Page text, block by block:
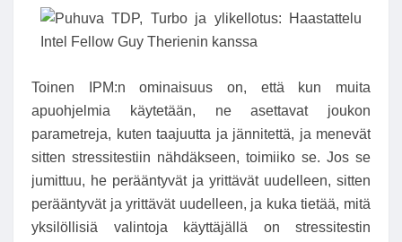
Toinen IPM:n ominaisuus on, että kun muita
apuohjelmia käytetään, ne asettavat joukon
parametreja, kuten taajuutta ja jännitettä, ja menevät
sitten stressitestiin nähdäkseen, toimiiko se. Jos se
jumittuu, he perääntyvät ja yrittävät uudelleen, sitten
perääntyvät ja yrittävät uudelleen, ja kuka tietää, mitä
yksilöllisiä valintoja käyttäjällä on stressitestin